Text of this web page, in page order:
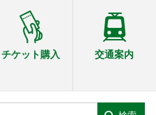
チケット購入 交通案内